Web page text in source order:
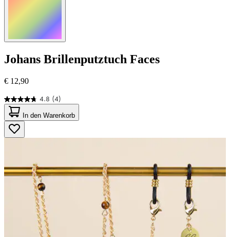
Johans Brillenputztuch Faces
€ 12,90
4.8 (4)
4.8
von
5
Sternen.
4
In den Warenkorb